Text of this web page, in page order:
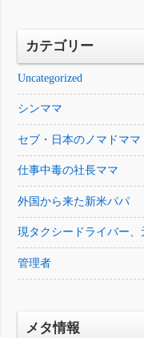
カテゴリー
Uncategorized
シンママ
セブ・日本のノマドママ
仕事中毒の社長ママ
外国から来た新米パパ
現タクシードライバー
管理者
メタ情報